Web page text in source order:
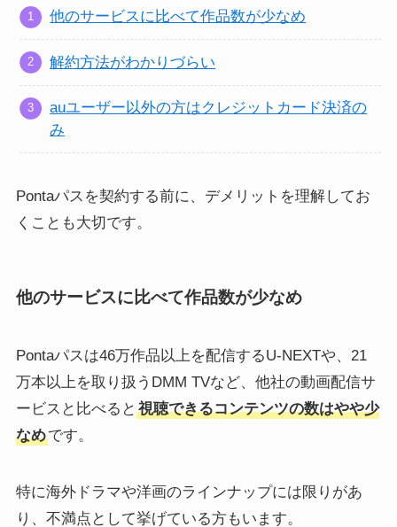
他のサービスに比べて作品数が少なめ
解約方法がわかりづらい
auユーザー以外の方はクレジットカード決済の
み
Pontaパスを契約する前に、デメリットを理解してお
くことも大切です。
他のサービスに比べて作品数が少なめ
Pontaパスは46万作品以上を配信するU-NEXTや、21
万本以上を取り扱うDMM TVなど、他社の動画配信サ
ービスと比べると 視聴できるコンテンツの数はやや少
なめです。
特に海外ドラマや洋画のラインナップには限りがあ
り、不満点として挙げている方もいます。